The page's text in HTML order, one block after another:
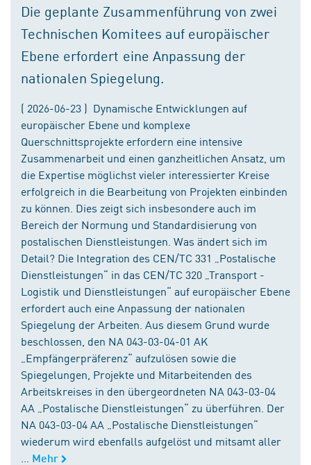
Die geplante Zusammenführung von zwei
Technischen Komitees auf europäischer
Ebene erfordert eine Anpassung der
nationalen Spiegelung.
( 2026-06-23 ) Dynamische Entwicklungen auf
europäischer Ebene und komplexe
Querschnittsprojekte erfordern eine intensive
Zusammenarbeit und einen ganzheitlichen Ansatz, um
die Expertise möglichst vieler interessierter Kreise
erfolgreich in die Bearbeitung von Projekten einbinden
zu können. Dies zeigt sich insbesondere auch im
Bereich der Normung und Standardisierung von
postalischen Dienstleistungen. Was ändert sich im
Detail? Die Integration des CEN/TC 331 „Postalische
Dienstleistungen“ in das CEN/TC 320 „Transport -
Logistik und Dienstleistungen“ auf europäischer Ebene
erfordert auch eine Anpassung der nationalen
Spiegelung der Arbeiten. Aus diesem Grund wurde
beschlossen, den NA 043-03-04-01 AK
„Empfängerpräferenz“ aufzulösen sowie die
Spiegelungen, Projekte und Mitarbeitenden des
Arbeitskreises in den übergeordneten NA 043-03-04
AA „Postalische Dienstleistungen“ zu überführen. Der
NA 043-03-04 AA „Postalische Dienstleistungen“
wiederum wird ebenfalls aufgelöst und mitsamt aller
Mehr